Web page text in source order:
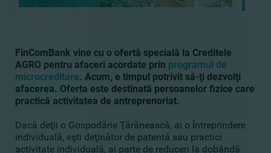
FinComBank vine cu o ofertă specială la Creditele
AGRO pentru afaceri acordate prin programul de
microcreditare. Acum, e timpul potrivit să-ţi dezvolţi
afacerea. Oferta este destinată persoanelor fizice care
practică activitatea de antreprenoriat.
Dacă deţii o Gospodărie Ţărănească, ai o Întreprindere
individuală, eşti deţinător de patentă sau practici
activitate individuală, ai parte de reduceri la dobândă